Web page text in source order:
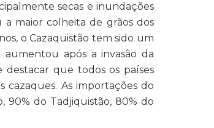
secas e inundações
a maior colheita de grãos dos
o Cazaquistão tem sido um
após a invasão da
destacar que todos os países
cazaques. As importações do
90% do Tadjiquistão, 80% do